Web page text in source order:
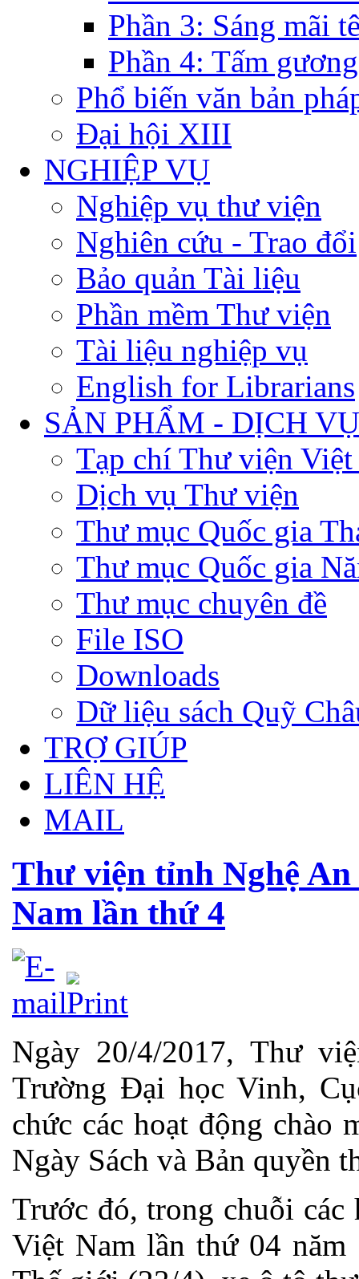
Phần 3: Sáng mãi
Phần 4: Tấm
Phổ biến văn bản
Đại hội XIII
NGHIỆP VỤ
Nghiệp vụ thư viện
Nghiên cứu - Trao đổi
Bảo quản Tài liệu
Phần mềm Thư viện
Tài liệu nghiệp vụ
English for Librarians
SẢN PHẨM - DỊCH VỤ
Tạp chí Thư viện Việt
Dịch vụ Thư viện
Thư mục Quốc gia
Thư mục Quốc gia
Thư mục chuyên đề
File ISO
Downloads
Dữ liệu sách Quỹ
TRỢ GIÚP
LIÊN HỆ
MAIL
Thư viện tỉnh Nghệ
Nam lần thứ 4
Ngày 20/4/2017, Thư
Trường Đại học Vinh,
chức các hoạt động chào
Ngày Sách và Bản quyền
Trước đó, trong chuỗi các
Việt Nam lần thứ 04 năm